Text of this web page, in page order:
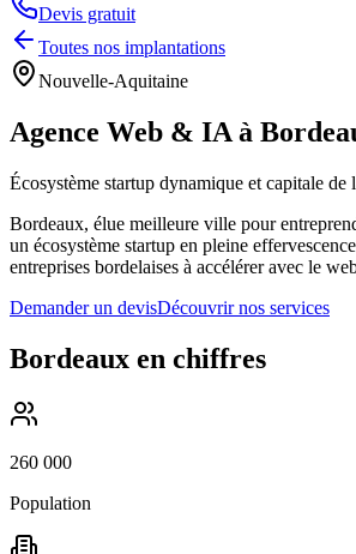
Devis gratuit
Toutes nos implantations
Nouvelle-Aquitaine
Agence Web & IA à
Écosystème startup dynamique et capitale de
Bordeaux, élue meilleure ville pour
un écosystème startup en pleine
entreprises bordelaises à accélérer avec le
Demander un devisDécouvrir nos services
Bordeaux en chiffres
260 000
Population